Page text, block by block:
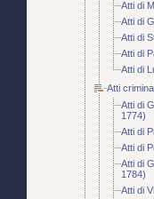
Atti di
Atti di
Atti di
Atti di
Atti di
Atti
Atti di
1774)
Atti di
Atti di
Atti di
1784)
Atti di